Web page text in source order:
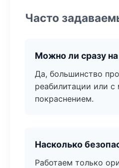
Часто
Можно ли сразу
Да, большинство
реабилитации или
покраснением.
Насколько
Работаем только